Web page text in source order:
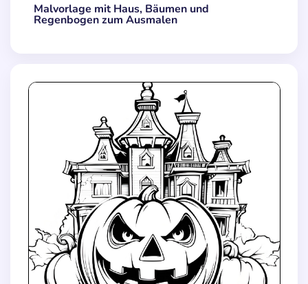
Malvorlage mit Haus, Bäumen und
Regenbogen zum Ausmalen